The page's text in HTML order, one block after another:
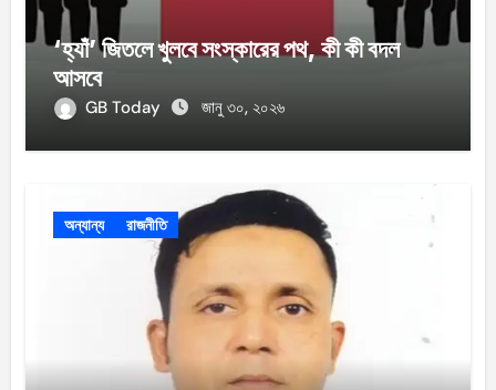
‘হ্যাঁ’ জিতলে খুলবে সংস্কারের পথ, কী কী বদল
আসবে
GB Today জানু ৩০, ২০২৬
অন্যান্য রাজনীতি